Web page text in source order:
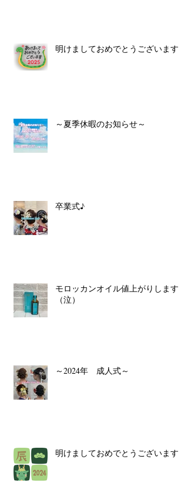
明けましておめでとうございます！
～夏季休暇のお知らせ～
卒業式♪
モロッカンオイル値上がりします
（泣）
～2024年 成人式～
明けましておめでとうございます！